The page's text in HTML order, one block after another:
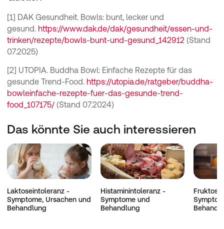
[1] DAK Gesundheit. Bowls: bunt, lecker und
gesund. https://www.dak.de/dak/gesundheit/essen-und-
trinken/rezepte/bowls-bunt-und-gesund_142912 (Stand
07.2025)
[2] UTOPIA. Buddha Bowl: Einfache Rezepte für das
gesunde Trend-Food. https://utopia.de/ratgeber/buddha-
bowleinfache-rezepte-fuer-das-gesunde-trend-
food_107175/ (Stand 07.2024)
Das könnte Sie auch interessieren
Laktoseintoleranz -
Symptome, Ursachen und
Behandlung
Histaminintoleranz -
Symptome und
Behandlung